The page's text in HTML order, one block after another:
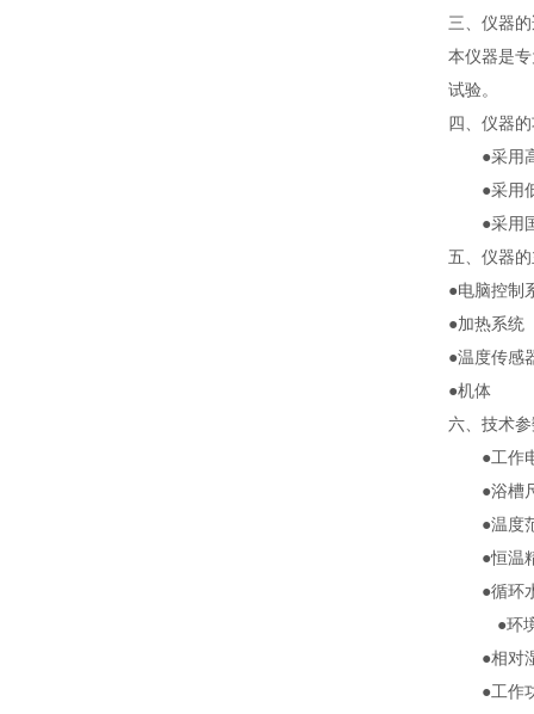
三、仪器
本仪器是
试验。
四、仪器
●采用
●采用
●采用
五、仪器
●电脑控制
●加热系统
●温度传感
●机体
六、技术
●工
●浴槽
●温
●恒
●循
●环
●相
●工